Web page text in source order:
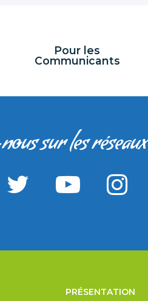
Pour les
Communicants
sur les réseaux
PRÉSENTATION